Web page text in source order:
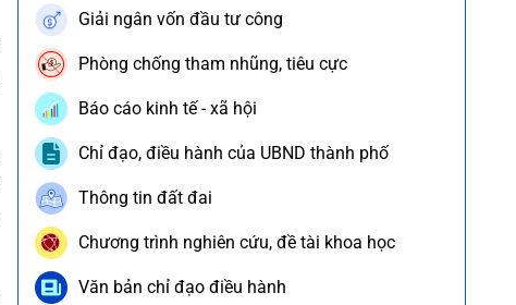
Giải ngân vốn đầu tư công
Phòng chống tham nhũng, tiêu cực
Báo cáo kinh tế - xã hội
Chỉ đạo, điều hành của UBND thành phố
Thông tin đất đai
Chương trình nghiên cứu, đề tài khoa học
Văn bản chỉ đạo điều hành